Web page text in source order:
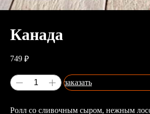
Канада
749 ₽
заказать
Ролл со сливочным сыром, нежным